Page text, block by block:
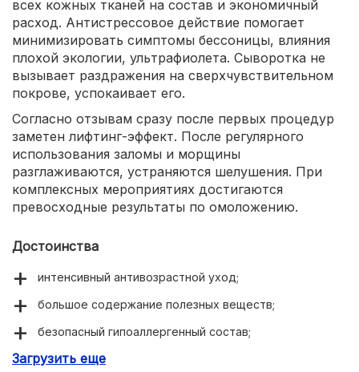
всех кожных тканей на состав и экономичный
расход. Антистрессовое действие помогает
минимизировать симптомы бессоницы, влияния
плохой экологии, ультрафиолета. Сыворотка не
вызывает раздражения на сверхчувствительном
покрове, успокаивает его.
Согласно отзывам сразу после первых процедур
заметен лифтинг-эффект. После регулярного
использования заломы и морщины
разглаживаются, устраняются шелушения. При
комплексных мероприятиях достигаются
превосходные результаты по омоложению.
Достоинства
интенсивный антивозрастной уход;
большое содержание полезных веществ;
безопасный гипоаллергенный состав;
устранение серьезных изменений в коже.
Загрузить еще